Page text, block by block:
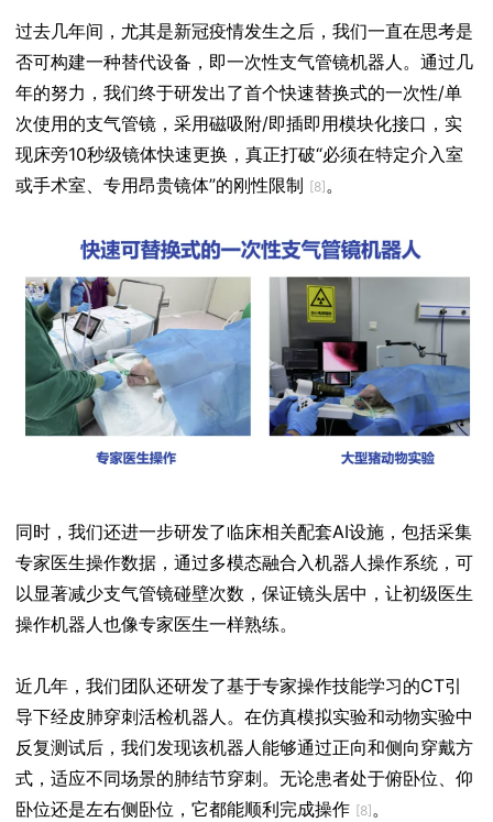
过去几年间，尤其是新冠疫情发生之后，我们一直在思考是
否可构建一种替代设备，即一次性支气管镜机器人。通过几
年的努力，我们终于研发出了首个快速替换式的一次性/单
次使用的支气管镜，采用磁吸附/即插即用模块化接口，实
现床旁10秒级镜体快速更换，真正打破“必须在特定介入室
或手术室、专用昂贵镜体”的刚性限制 [8] 。
同时，我们还进一步研发了临床相关配套AI设施，包括采集
专家医生操作数据，通过多模态融合入机器人操作系统，可
以显著减少支气管镜碰壁次数，保证镜头居中，让初级医生
操作机器人也像专家医生一样熟练。
近几年，我们团队还研发了基于专家操作技能学习的CT引
导下经皮肺穿刺活检机器人。在仿真模拟实验和动物实验中
反复测试后，我们发现该机器人能够通过正向和侧向穿戴方
式，适应不同场景的肺结节穿刺。无论患者处于俯卧位、仰
卧位还是左右侧卧位，它都能顺利完成操作 [8] 。